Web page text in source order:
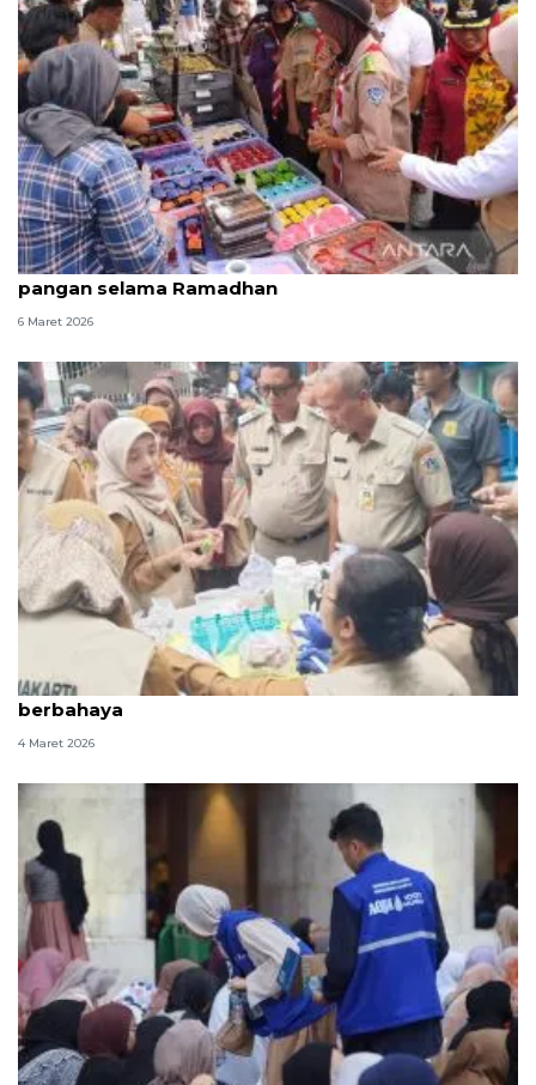
BBPOM Jakarta libatkan Pramuka awasi keamanan
pangan selama Ramadhan
6 Maret 2026
Panganan berbuka di Jakut aman dari zat
berbahaya
4 Maret 2026